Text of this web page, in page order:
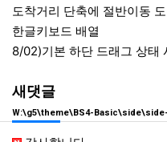
한글키보드 배열
새댓글
W:\g5\theme\BS4-